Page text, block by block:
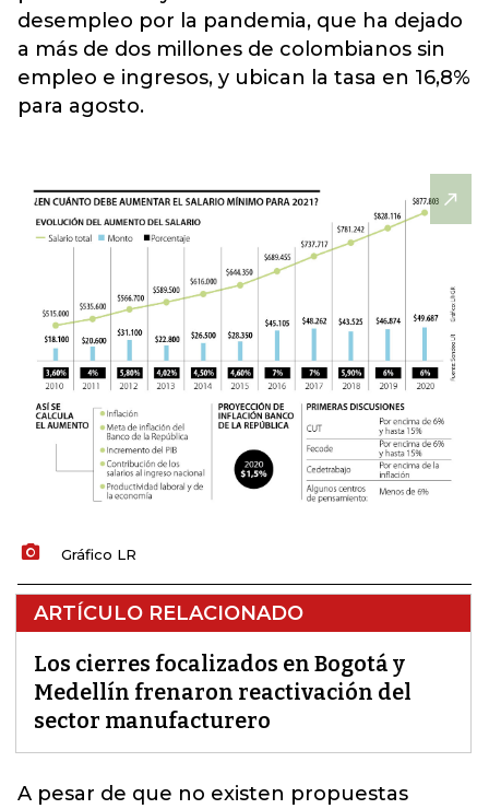
desempleo por la pandemia, que ha dejado
a más de dos millones de colombianos sin
empleo e ingresos, y ubican la tasa en 16,8%
para agosto.
Gráfico LR
ARTÍCULO RELACIONADO
Los cierres focalizados en Bogotá y
Medellín frenaron reactivación del
sector manufacturero
A pesar de que no existen propuestas